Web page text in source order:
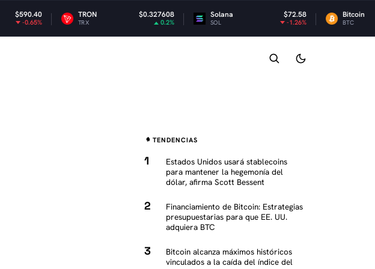
TRON $0.327608
TRX
Solana $72.58
SOL
Bitcoin
BTC
TENDENCIAS
Estados Unidos usará stablecoins
para mantener la hegemonía del
dólar, afirma Scott Bessent
Financiamiento de Bitcoin: Estrategias
presupuestarias para que EE. UU.
adquiera BTC
Bitcoin alcanza máximos históricos
vinculados a la caída del índice del